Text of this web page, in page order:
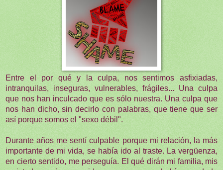
Entre el por qué y la culpa, nos sentimos asfixiadas,
intranquilas, inseguras, vulnerables, frágiles... Una culpa
que nos han inculcado que es sólo nuestra. Una culpa que
nos han dicho, sin decirlo con palabras, que tiene que ser
así porque somos el "sexo débil".
Durante años me sentí culpable porque mi relación, la más
importante de mi vida, se había ido al traste. La vergüenza,
en cierto sentido, me perseguía. El qué dirán mi familia, mis